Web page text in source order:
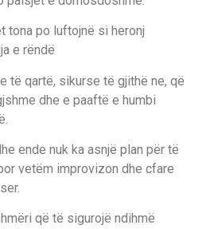
tona po luftojnë si heronj
e rëndë
të qartë, sikurse të gjithë ne, që
dhe e paaftë e humbi
ende nuk ka asnjë plan për të
vetëm improvizon dhe cfare
që të sigurojë ndihmë